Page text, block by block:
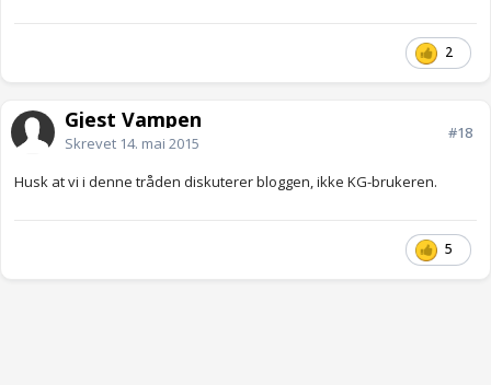
2
Gjest Vampen
Skrevet 14. mai 2015
#18
Husk at vi i denne tråden diskuterer bloggen, ikke KG-brukeren.
5